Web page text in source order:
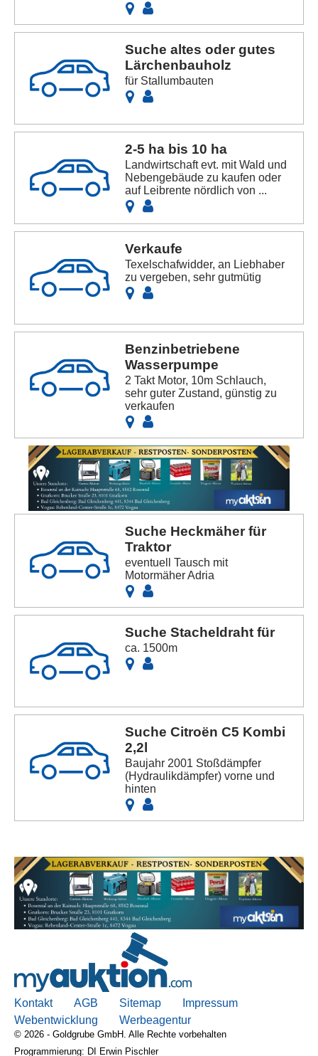
Suche altes oder gutes
Lärchenbauholz
für Stallumbauten
2-5 ha bis 10 ha
Landwirtschaft evt. mit Wald und
Nebengebäude zu kaufen oder
auf Leibrente nördlich von ...
Verkaufe
Texelschafwidder, an Liebhaber
zu vergeben, sehr gutmütig
Benzinbetriebene
Wasserpumpe
2 Takt Motor, 10m Schlauch,
sehr guter Zustand, günstig zu
verkaufen
Suche Heckmäher für
Traktor
eventuell Tausch mit
Motormäher Adria
Suche Stacheldraht für
ca. 1500m
Suche Citroën C5 Kombi
2,2l
Baujahr 2001 Stoßdämpfer
(Hydraulikdämpfer) vorne und
hinten
Kontakt AGB Sitemap
Impressum
Webentwicklung
Werbeagentur
© 2026 - Goldgrube GmbH. Alle Rechte vorbehalten
Programmierung: DI Erwin Pischler